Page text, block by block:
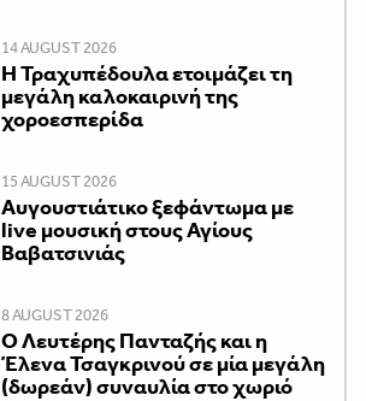
14 AUGUST 2026
Η Τραχυπέδουλα ετοιμάζει τη
μεγάλη καλοκαιρινή της
χοροεσπερίδα
15 AUGUST 2026
Αυγουστιάτικο ξεφάντωμα με
live μουσική στους Αγίους
Βαβατσινιάς
8 AUGUST 2026
Ο Λευτέρης Πανταζής και η
Έλενα Τσαγκρινού σε μία μεγάλη
(δωρεάν) συναυλία στο χωριό